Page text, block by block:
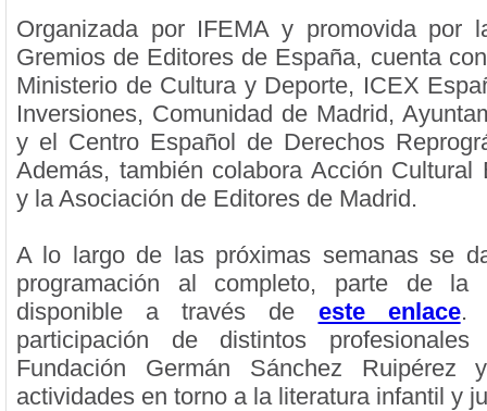
Organizada por IFEMA y promovida por
Gremios de Editores de España, cuenta
Ministerio de Cultura y Deporte, ICEX
Inversiones, Comunidad de Madrid,
y el Centro Español de Derechos
Además, también colabora Acción Cultural
y la Asociación de Editores de Madrid.
A lo largo de las próximas semanas se
programación al completo, parte de la
disponible a través de este enlace.
participación de distintos
Fundación Germán Sánchez
actividades en torno a la literatura infantil y